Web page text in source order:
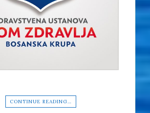
CONTINUE READING…